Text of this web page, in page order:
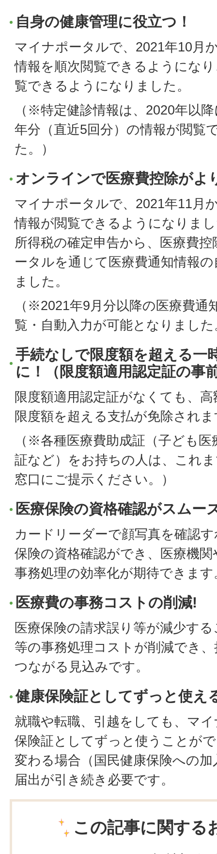
自身の健康管理に役立つ！
マイナポータルで、2021年10月
情報を順次閲覧できるようにな
覧できるようになりました。
（※特定健診情報は、2020年以
年分（直近5回分）の情報が閲覧
た。）
オンラインで医療費控除がよ
マイナポータルで、2021年11月
情報が閲覧できるようになりま
所得税の確定申告から、医療費
ータルを通じて医療費通知情報
ました。
（※2021年9月分以降の医療費通
覧・自動入力が可能となりました
手続なしで限度額を超える一
に！（限度額適用認定証の事
限度額適用認定証がなくても、
限度額を超える支払が免除され
（※各種医療費助成証（子ども
証など）をお持ちの人は、これ
窓口にご提示ください。）
医療保険の資格確認がスムー
カードリーダーで顔写真を確認
保険の資格確認ができ、医療機
事務処理の効率化が期待できます
医療費の事務コストの削減!
医療保険の請求誤り等が減少す
等の事務処理コストが削減でき
つながる見込みです。
健康保険証としてずっと使え
就職や転職、引越をしても、マ
保険証としてずっと使うことが
変わる場合（国民健康保険への
届出が引き続き必要です。
この記事に関する